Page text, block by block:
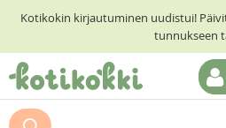
Kotikokin kirjautuminen uudistui!
tunnukseen
ETUSIVU
Suosittelemme myös